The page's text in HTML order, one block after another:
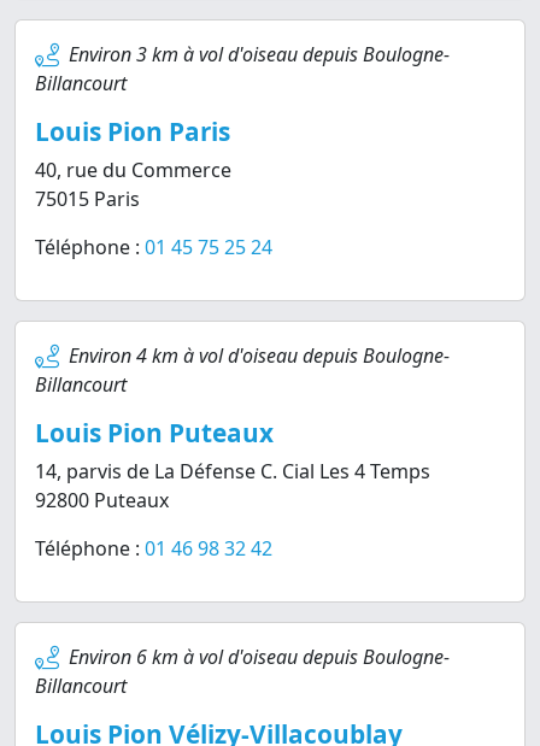
Environ 3 km à vol d'oiseau depuis Boulogne-
Billancourt
Louis Pion Paris
40, rue du Commerce
75015 Paris
Téléphone : 01 45 75 25 24
Environ 4 km à vol d'oiseau depuis Boulogne-
Billancourt
Louis Pion Puteaux
14, parvis de La Défense C. Cial Les 4 Temps
92800 Puteaux
Téléphone : 01 46 98 32 42
Environ 6 km à vol d'oiseau depuis Boulogne-
Billancourt
Louis Pion Vélizy-Villacoublay